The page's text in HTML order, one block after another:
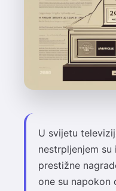
U svijetu
nestrpljenjem su
prestižne
one su napokon